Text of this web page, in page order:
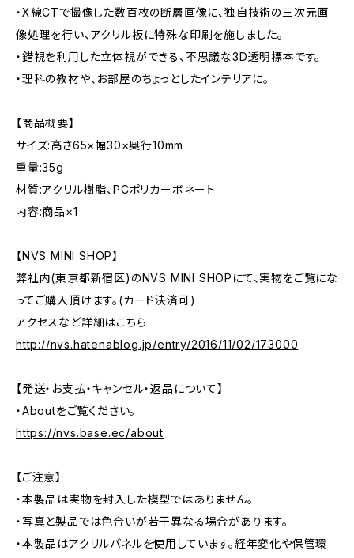
・X線CTで撮像した数百枚の断層画像に、独自技術の三次元画
像処理を行い、アクリル板に特殊な印刷を施しました。
・錯視を利用した立体視ができる、不思議な3D透明標本です。
・理科の教材や、お部屋のちょっとしたインテリアに。
【商品概要】
サイズ:高さ65×幅30×奥行10mm
重量:35g
材質:アクリル樹脂、PCポリカーボネート
内容:商品×1
【NVS MINI SHOP】
弊社内(東京都新宿区)のNVS MINI SHOPにて、実物をご覧にな
ってご購入頂けます。(カード決済可)
アクセスなど詳細はこちら
http://nvs.hatenablog.jp/entry/2016/11/02/173000
【発送・お支払・キャンセル・返品について】
・Aboutをご覧ください。
https://nvs.base.ec/about
【ご注意】
・本製品は実物を封入した模型ではありません。
・写真と製品では色合いが若干異なる場合があります。
・本製品はアクリルパネルを使用しています。経年変化や保管環